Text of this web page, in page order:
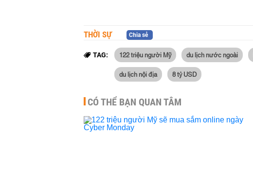
THỜI SỰ Chia sẻ
TAG: 122 triệu người Mỹ du lịch nước ngoài
du lịch nội địa 8 tỷ USD
CÓ THỂ BẠN QUAN TÂM